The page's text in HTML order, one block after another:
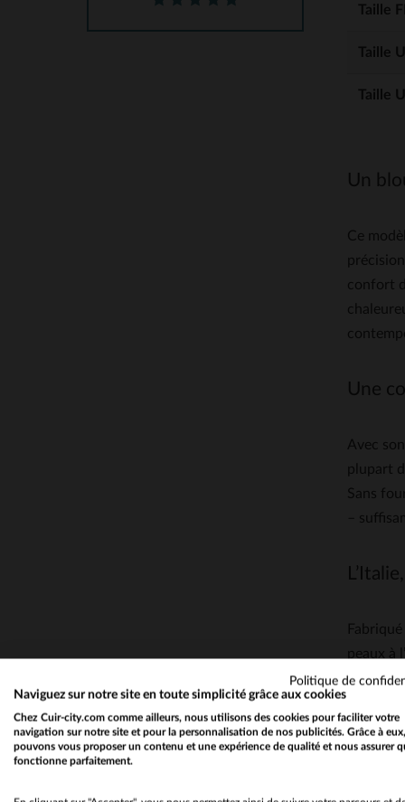
Taille
Taille
Taille
Un
Ce
confort
Une
Avec
plupart
Sans
–
peaux à
aussi
Fondée
Politique de
Naviguez sur notre site en toute simplicité grâce aux cookies
Chez Cuir-city.com comme ailleurs, nous utilisons des cookies pour faciliter votre
navigation sur notre site et pour la personnalisation de nos publicités. Grâce à
pouvons vous proposer un contenu et une expérience de qualité et nous assurer
fonctionne parfaitement.